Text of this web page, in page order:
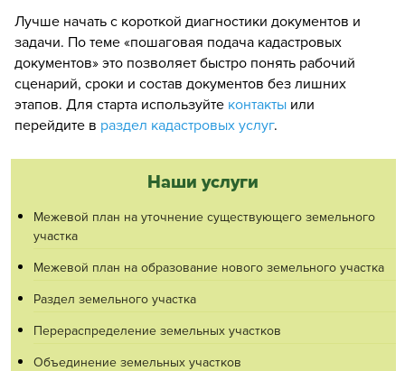
Лучше начать с короткой диагностики документов и
задачи. По теме «пошаговая подача кадастровых
документов» это позволяет быстро понять рабочий
сценарий, сроки и состав документов без лишних
этапов. Для старта используйте контакты или
перейдите в раздел кадастровых услуг.
Наши услуги
Межевой план на уточнение существующего земельного
участка
Межевой план на образование нового земельного участка
Раздел земельного участка
Перераспределение земельных участков
Объединение земельных участков